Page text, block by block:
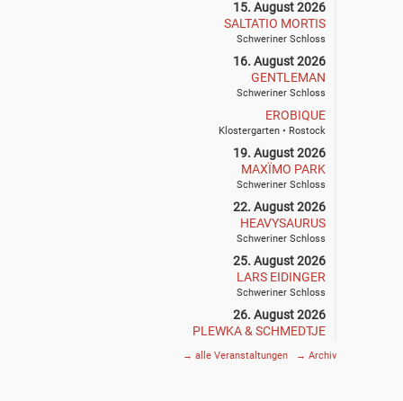
15. August 2026
SALTATIO MORTIS
Schweriner Schloss
16. August 2026
GENTLEMAN
Schweriner Schloss
EROBIQUE
Klostergarten • Rostock
19. August 2026
MAXÏMO PARK
Schweriner Schloss
22. August 2026
HEAVYSAURUS
Schweriner Schloss
25. August 2026
LARS EIDINGER
Schweriner Schloss
26. August 2026
PLEWKA & SCHMEDTJE
→ alle Veranstaltungen → Archiv